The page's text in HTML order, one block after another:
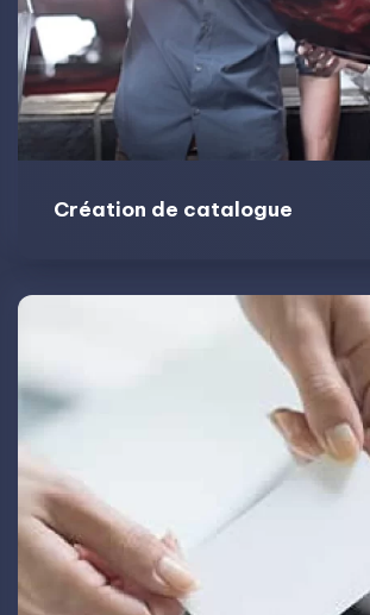
Création de catalogue